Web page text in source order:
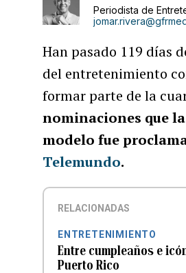
Periodista de
Han pasado 119 días
del entretenimiento
formar parte de la
nominaciones que
modelo fue
Telemundo.
RELACIONADAS
ENTRETENIMIENTO
Entre cumpleaños e
Puerto Rico